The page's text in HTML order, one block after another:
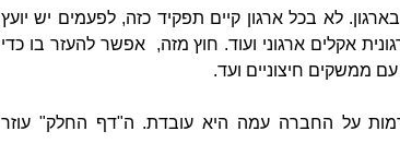
לא בכל ארגון קיים תפקיד כזה, לפעמים יש יועץ
אקלים ארגוני ועוד. חוץ מזה, אפשר להעזר בו כדי
ממשקים חיצוניים ועד.
על החברה עמה היא עובדת. ה"דף החלק" עוזר